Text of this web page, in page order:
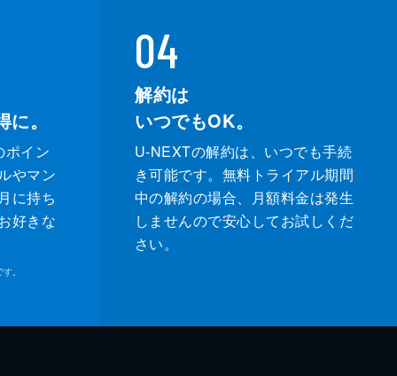
。
ポイン
やマン
に持ち
好きな
。
04
解約は
いつでもOK。
U-NEXTの解約は、いつでも手続
き可能です。無料トライアル期間
中の解約の場合、月額料金は発生
しませんので安心してお試しくだ
さい。